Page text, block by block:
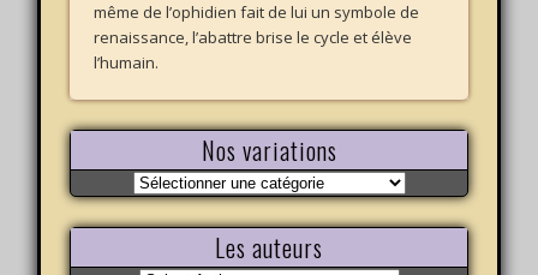
même de l’ophidien fait de lui un symbole de
renaissance, l’abattre brise le cycle et élève
l’humain.
Nos variations
Nos
variations
Les auteurs